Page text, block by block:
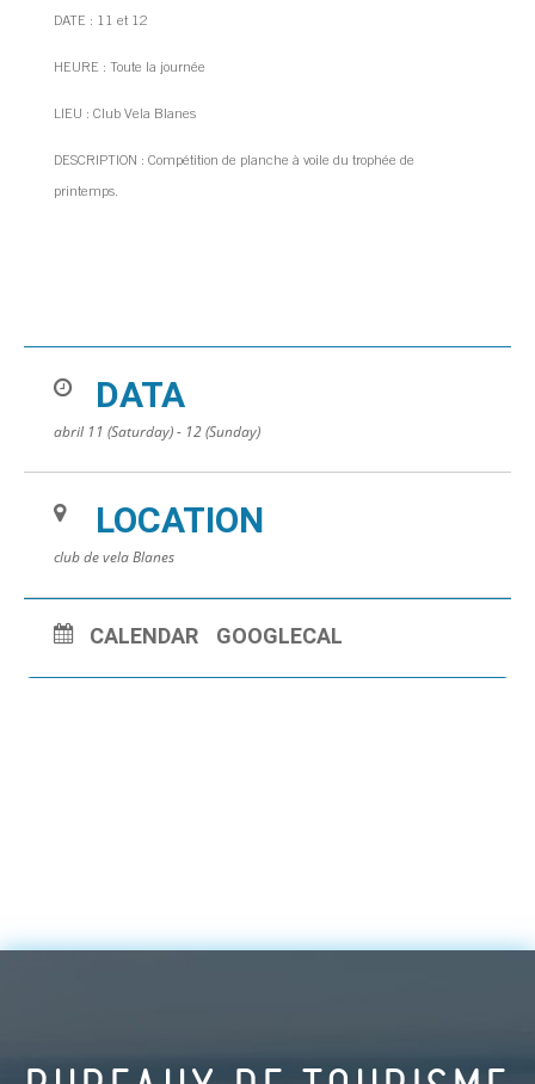
DATE : 11 et 12
HEURE : Toute la journée
LIEU : Club Vela Blanes
DESCRIPTION : Compétition de planche à voile du trophée de
printemps.
DATA
abril 11 (Saturday) - 12 (Sunday)
LOCATION
club de vela Blanes
CALENDAR GOOGLECAL